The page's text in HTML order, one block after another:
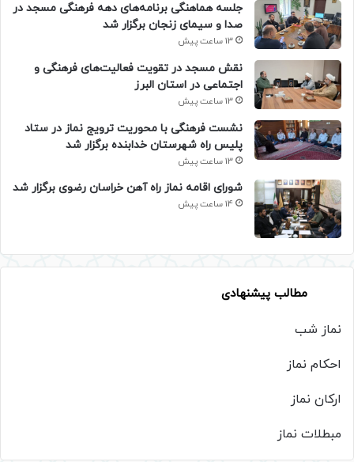
جلسه هماهنگی برنامه‌های دهه فرهنگی مسجد در
صدا و سیمای زنجان برگزار شد
13 ساعت پیش
نقش مسجد در تقویت فعالیت‌های فرهنگی و
اجتماعی در استان البرز
13 ساعت پیش
نشست فرهنگی با محوریت ترویج نماز در ستاد
پلیس راه شهرستان خدابنده برگزار شد
13 ساعت پیش
شورای اقامه نماز راه آهن خراسان رضوی برگزار شد
14 ساعت پیش
مطالب پیشنهادی
نماز شب
احکام نماز
ارکان نماز
مبطلات نماز